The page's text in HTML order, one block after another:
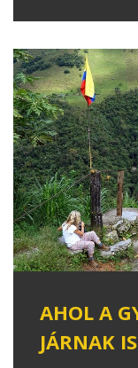
AHOL A
JÁRNAK